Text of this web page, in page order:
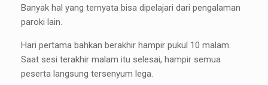
Banyak hal yang ternyata bisa dipelajari dari pengalaman
paroki lain.
Hari pertama bahkan berakhir hampir pukul 10 malam.
Saat sesi terakhir malam itu selesai, hampir semua
peserta langsung tersenyum lega.